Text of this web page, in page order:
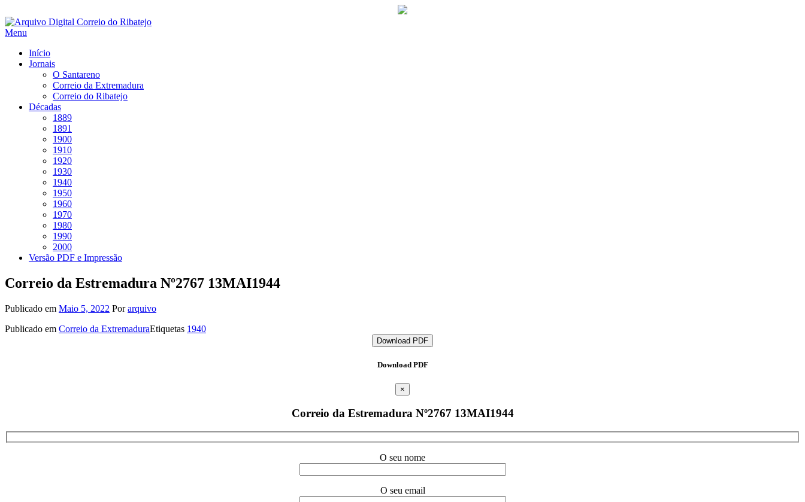
Saltar
para
Menu
Início
Jornais
O Santareno
Correio da Extremadura
Correio do Ribatejo
Décadas
1889
1891
1900
1910
1920
1930
1940
1950
1960
1970
1980
1990
2000
Versão PDF e Impressão
Correio da Estremadura Nº2767 13MAI1944
Publicado em Maio 5, 2022 Porarquivo
Publicado em Correio da ExtremaduraEtiquetas 1940
Download PDF
Download PDF
×
Correio da Estremadura Nº2767 13MAI1944
O seu nome
O seu email